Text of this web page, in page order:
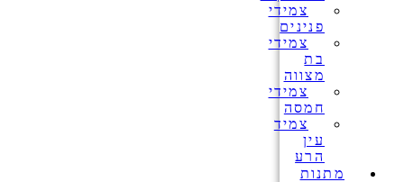
צמידי
פנינים
צמידי
בת
מצווה
צמידי
חמסה
צמיד
עין
הרע
מתנות